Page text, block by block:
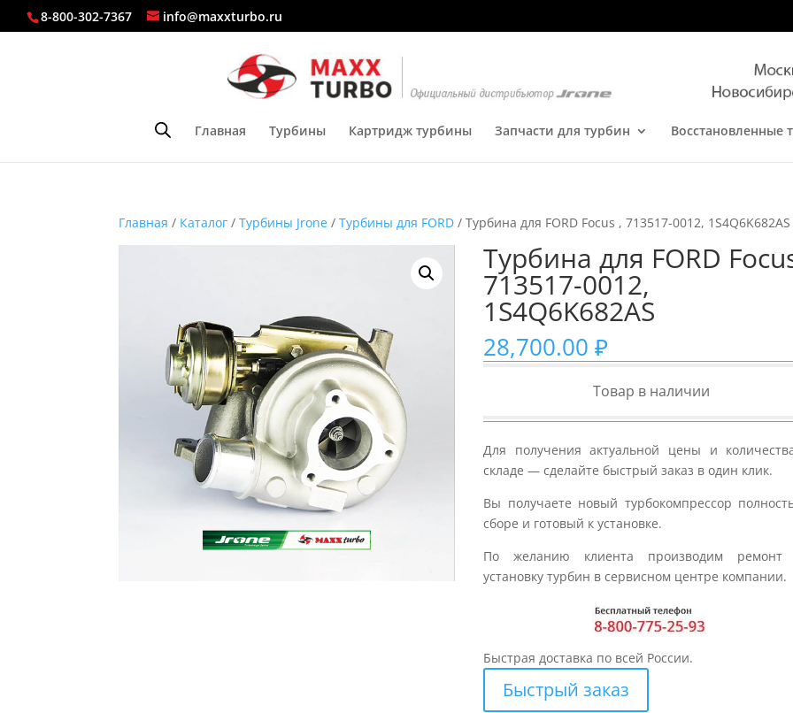
8-800-302-7367 info@maxxturbo.ru
Главная Турбины Картридж турбины Запчасти для турбин Восстановленные
Главная / Каталог /Турбины Jrone /Турбины для FORD / Турбина для FORD Focus , 713517-0012, 1S4Q6K682AS
Турбина для FORD
713517-0012,
1S4Q6K682AS
28,700.00₽
Товар в наличии
Для получения актуальной цены и
складе — сделайте быстрый заказ в один клик.
Вы получаете новый турбокомпрессор
сборе и готовый к установке.
По желанию клиента производим ремонт
установку турбин в сервисном центре компании.
Быстрая доставка по всей России.
Быстрый заказ